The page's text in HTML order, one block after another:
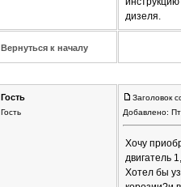
дизеля.
Вернуться к началу
Гость
Гость
Заголовок
Добавлено:
Хочу
двигатель
Хотел бы